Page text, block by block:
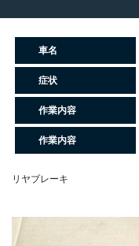
車名
症状
作業内容
作業内容
リヤブレーキ